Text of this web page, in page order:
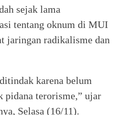
sejak lama
tentang oknum di MUI
jaringan radikalisme dan
karena belum
pidana terorisme,” ujar
Selasa (16/11).